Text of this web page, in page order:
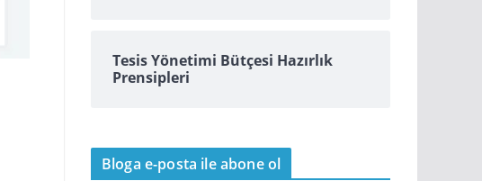
Tesis Yönetimi Bütçesi Hazırlık
Prensipleri
Bloga e-posta ile abone ol